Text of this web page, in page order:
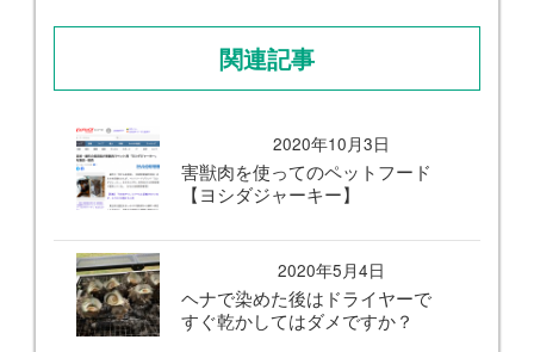
関連記事
2020年10月3日
害獣肉を使ってのペットフード
【ヨシダジャーキー】
2020年5月4日
ヘナで染めた後はドライヤーで
すぐ乾かしてはダメですか？